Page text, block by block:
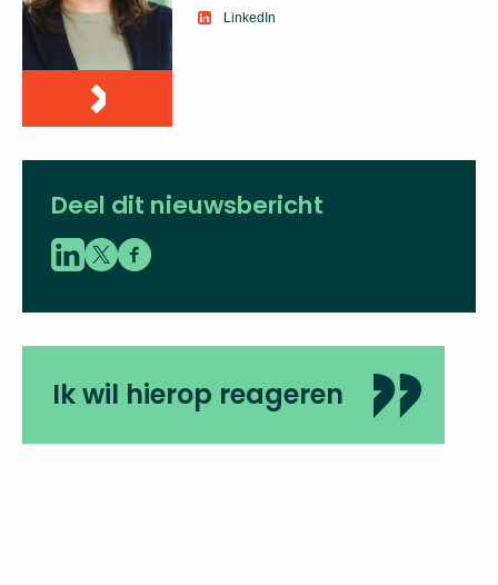
LinkedIn
Deel dit nieuwsbericht
Ik wil hierop reageren